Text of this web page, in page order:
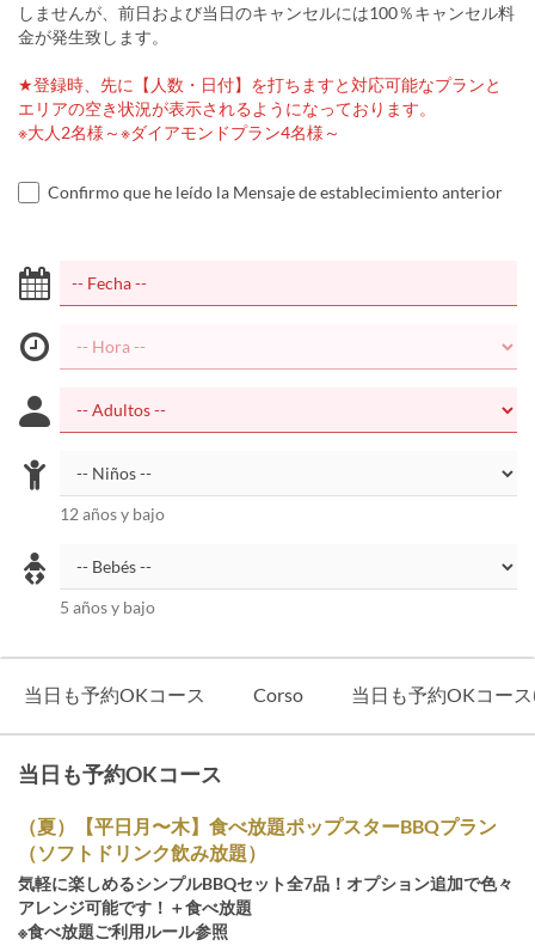
しませんが、前日および当日のキャンセルには100％キャンセル料
金が発生致します。
★登録時、先に【人数・日付】を打ちますと対応可能なプランと
エリアの空き状況が表示されるようになっております。
※大人2名様～※ダイアモンドプラン4名様～
Confirmo que he leído la Mensaje de establecimiento anterior
12 años y bajo
5 años y bajo
当日も予約OKコース Corso 当日も予約OKコー
当日も予約OKコース
（夏）【平日月〜木】食べ放題ポップスターBBQプラン
（ソフトドリンク飲み放題）
気軽に楽しめるシンプルBBQセット全7品！オプション追加で色々
アレンジ可能です！＋食べ放題
※食べ放題ご利用ルール参照